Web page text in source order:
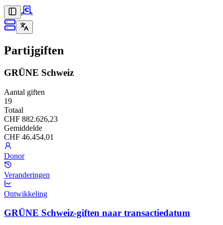
Partijgiften
GRÜNE Schweiz
Aantal giften
19
Totaal
CHF 882.626,23
Gemiddelde
CHF 46.454,01
Donor
Veranderingen
Ontwikkeling
GRÜNE Schweiz-giften naar transactiedatum